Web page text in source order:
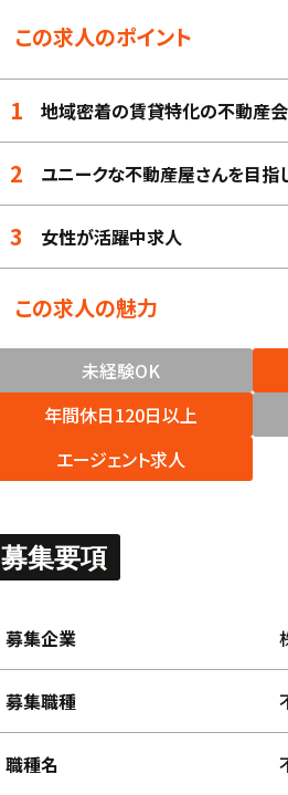
この求人のポイント
1 地域密着の賃貸特化の不動産
2 ユニークな不動産屋さんを目指
3 女性が活躍中求人
この求人の魅力
未経験OK
年間休日120日以上
エージェント求人
募集要項
募集企業
募集職種
職種名